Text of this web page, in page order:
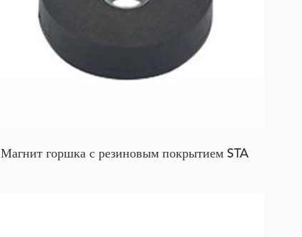
Магнит горшка с резиновым покрытием STA